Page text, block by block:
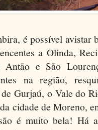
é possível avistar
a Olinda,
e São
na região,
Gurjaú, o Vale do
cidade de Moreno,
é muito bela! Há